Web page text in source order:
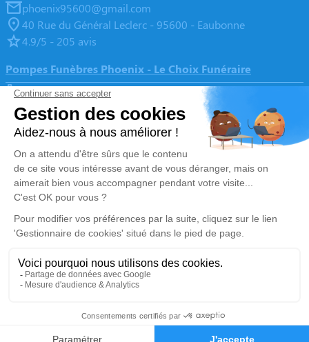
Demande de devis
phoenix95600@gmail.com
40 Rue du Général Leclerc - 95600 - Eaubonne
4.9/5 - 205 avis
Pompes Funèbres Phoenix - Le Choix Funéraire
01 86 61 17 12
pf.phoenix95@gmail.com
32 Rue du Général Leclerc - 95310 - Saint-Ouen-l'Aumône
4.9/5 - 133 avis
Nos Services
Organiser des obsèques
Prévoir ses obsèques
Monuments funéraires
Services aux familles
Liens utiles
Avis de décès
Demande de rendez-vous en
Politique de traitement des données personnelles
Politique d’utilisation des cookies
Zone d'intervention